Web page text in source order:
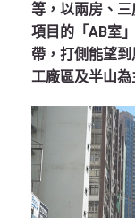
等，以兩房、
項目的「AB室
帶，打側能望
工廠區及半山為